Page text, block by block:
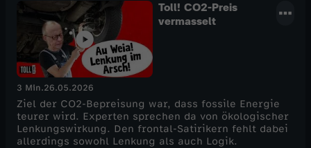
Toll! CO2-Preis
vermasselt
3 Min.26.05.2026
Ziel der CO2-Bepreisung war, dass fossile Energie
teurer wird. Experten sprechen da von ökologischer
Lenkungswirkung. Den frontal-Satirikern fehlt dabei
allerdings sowohl Lenkung als auch Logik.